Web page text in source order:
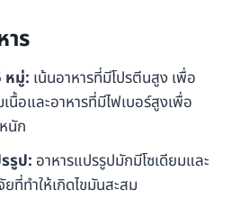
ร
หมู่: เน้นอาหารที่มีโปรตีนสูง เพื่อ
นื้อและอาหารที่มีไฟเบอร์สูงเพื่อ
นัก
รูป: อาหารแปรรูปมักมีโซเดียมและ
ที่ทำให้เกิดไขมันสะสม